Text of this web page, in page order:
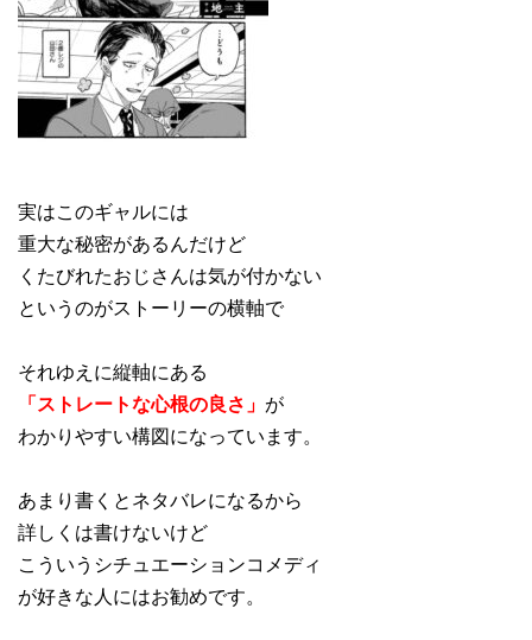
実はこのギャルには
重大な秘密があるんだけど
くたびれたおじさんは気が付かない
というのがストーリーの横軸で
それゆえに縦軸にある
「ストレートな心根の良さ」 が
わかりやすい構図になっています。
あまり書くとネタバレになるから
詳しくは書けないけど
こういうシチュエーションコメディ
が好きな人にはお勧めです。